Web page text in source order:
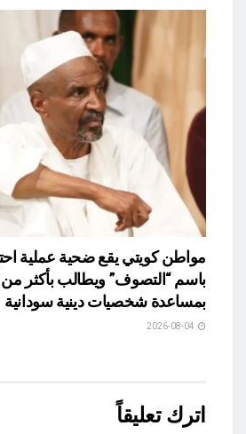
مواطن كويتي يقع ضحية عملية
باسم “التصوف” ويطالب بأكثر
بمساعدة شخصيات دينية سودانية
اترك تعليقاً